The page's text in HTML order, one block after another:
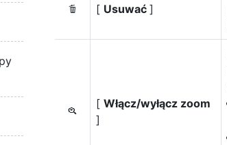
O [ Usuwać ]
p
[ Włącz/wyłącz zoom
]